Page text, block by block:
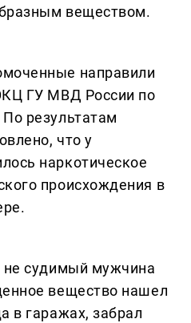
веществом.
направили
ГУ МВД России по
результатам
что у
наркотическое
происхождения в
не судимый мужчина
вещество нашел
в гаражах, забрал